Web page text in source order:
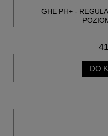
GHE PH+ -
DO